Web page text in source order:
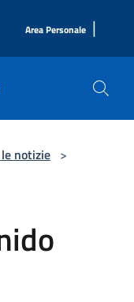
Area Personale |
notizie >